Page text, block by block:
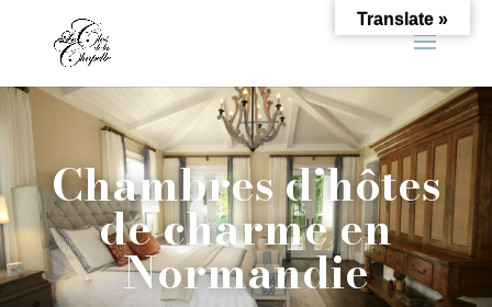
Chambres d’hôtes
de charme en
Normandie
Translate »